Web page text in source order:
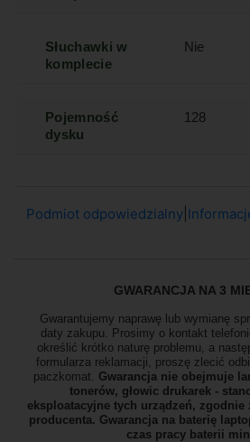
Słuchawki w
komplecie
Nie
Pojemność
dysku
128
Podmiot odpowiedzialny|
GWARANCJA NA 3
Gwarantujemy naprawę lub wymianę
daty zakupu. Prosimy o kontakt
określić krótko naturę problemu, a
formularza reklamacji, proszę zlecić
paczkomat. Gwarancja nie obejmuje
tonerów, głowic drukarek -
eksploatacyjne tych urządzeń,
producenta. Gwarancja na baterię
czas pracy baterii